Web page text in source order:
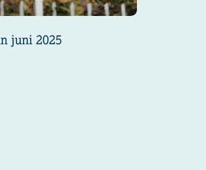
juni 2025